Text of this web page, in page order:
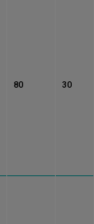
80 30